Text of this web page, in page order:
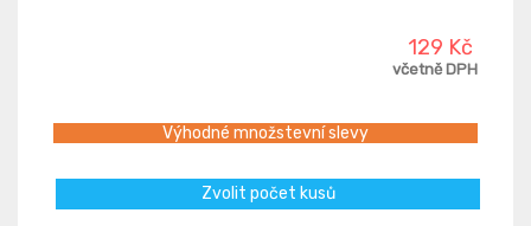
129 Kč
včetně DPH
Výhodné množstevní slevy
Zvolit počet kusů